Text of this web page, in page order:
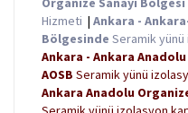
Hizmeti | Ankara -
Bölgesinde Seramik
Ankara - Ankara
AOSB Seramik yünü
Ankara Anadolu